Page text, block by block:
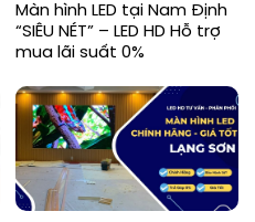
Màn hình LED tại Nam Định
“SIÊU NÉT” – LED HD Hỗ trợ
mua lãi suất 0%